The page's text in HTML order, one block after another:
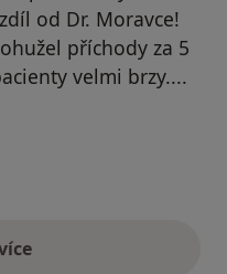
od Dr. Moravce!
příchody za 5
velmi brzy....
Pacient
uvedené názory